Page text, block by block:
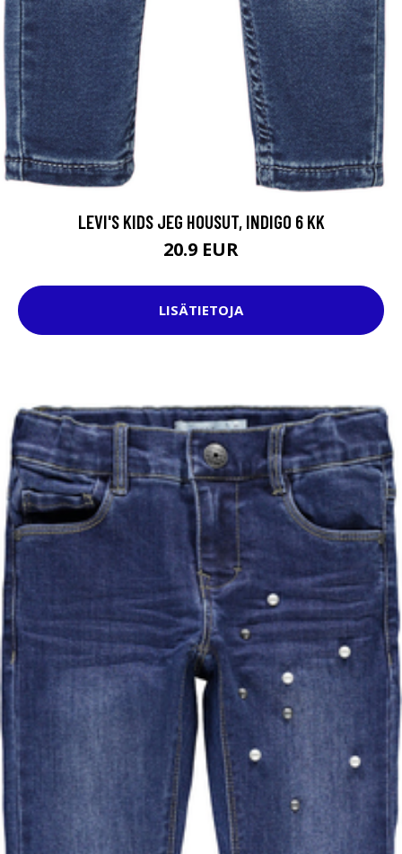
LEVI'S KIDS JEG HOUSUT, INDIGO 6 KK
20.9 EUR
LISÄTIETOJA